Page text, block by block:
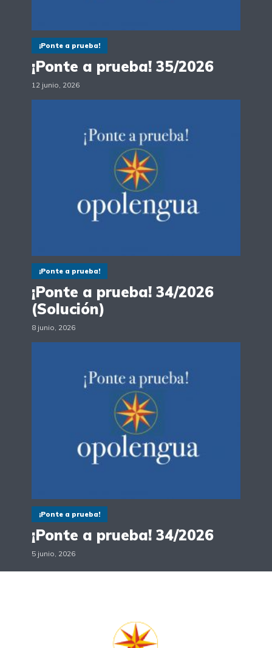
¡Ponte a prueba!
¡Ponte a prueba! 35/2026
12 junio, 2026
¡Ponte a prueba!
¡Ponte a prueba! 34/2026
(Solución)
8 junio, 2026
¡Ponte a prueba!
¡Ponte a prueba! 34/2026
5 junio, 2026